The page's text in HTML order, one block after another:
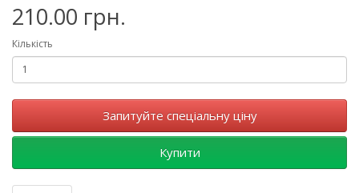
210.00 грн.
Кількість
Запитуйте спеціальну ціну
Купити